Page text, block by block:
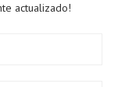
actualizado!